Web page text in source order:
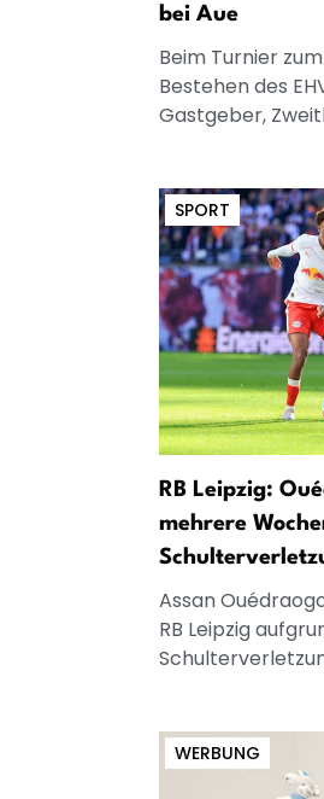
bei Aue
Beim Turnier
Bestehen des
Gastgeber,
SPORT
RB Leipzig:
mehrere
Assan
RB Leipzig
WERBUNG